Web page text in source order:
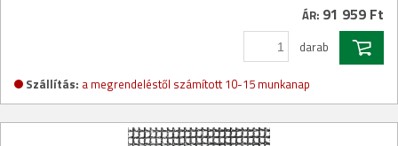
ÁR: 91 959 Ft
darab
Szállítás: a megrendeléstől számított 10-15 munkanap